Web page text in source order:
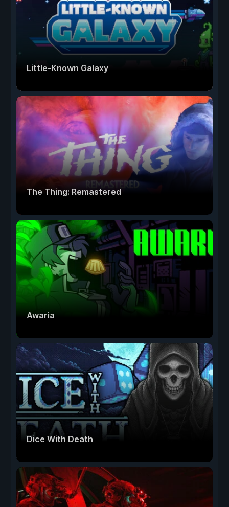
Little-Known Galaxy
The Thing: Remastered
Awaria
Dice With Death